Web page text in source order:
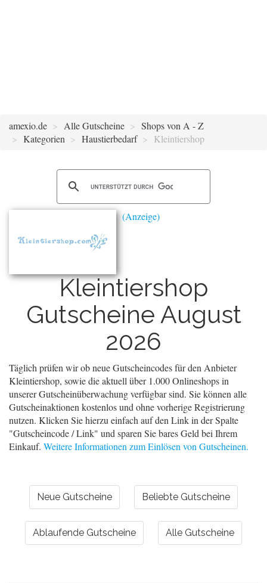
amexio.de Alle Gutscheine
Shops von A - Z
Kategorien
Haustierbedarf Kleintiershop
Kleintiershop
Gutscheine August
2026
Täglich prüfen wir ob neue Gutscheincodes für den Anbieter
Kleintiershop, sowie die aktuell über 1.000 Onlineshops in
unserer Gutscheinüberwachung verfügbar sind. Sie können alle
Gutscheinaktionen kostenlos und ohne vorherige Registrierung
nutzen. Klicken Sie hierzu einfach auf den Link in der Spalte
"Gutscheincode / Link" und sparen Sie bares Geld bei Ihrem
Einkauf. Weitere Informationen zum Einlösen von Gutscheinen.
Neue Gutscheine Beliebte Gutscheine
Ablaufende Gutscheine Alle Gutscheine